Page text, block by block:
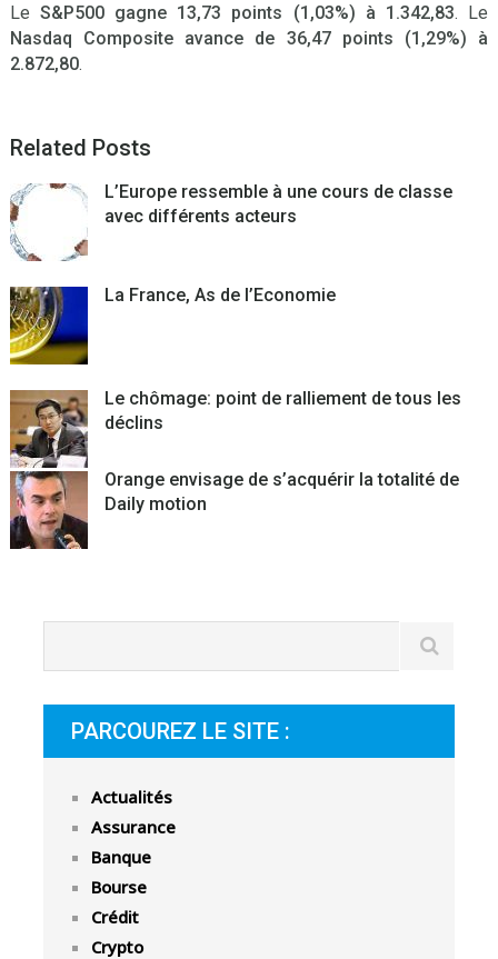
LeS&P500 gagne 13,73 points (1,03%) à 1.342,83. Le
Nasdaq Composite avance de 36,47 points (1,29%) à
2.872,80.
Related Posts
L’Europe ressemble à une cours de classe
avec différents acteurs
La France, As de l’Economie
Le chômage: point de ralliement de tous les
déclins
Orange envisage de s’acquérir la totalité de
Daily motion
PARCOUREZ LE SITE :
Actualités
Assurance
Banque
Bourse
Crédit
Crypto